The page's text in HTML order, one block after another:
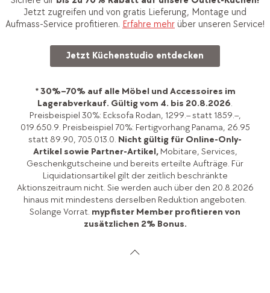
Jetzt zugreifen und von gratis Lieferung, Montage und
Aufmass-Service profitieren. Erfahre mehr über unseren Service!
Jetzt Küchenstudio entdecken
* 30%–70% auf alle Möbel und Accessoires im
Lagerabverkauf. Gültig vom 4. bis 20.8.2026.
Preisbeispiel 30%: Ecksofa Rodan, 1299.– statt 1859.–,
019.650.9. Preisbeispiel 70%: Fertigvorhang Panama, 26.95
statt 89.90, 705.013.0. Nicht gültig für Online-Only-
Artikel sowie Partner-Artikel, Mobitare, Services,
Geschenkgutscheine und bereits erteilte Aufträge. Für
Liquidationsartikel gilt der zeitlich beschränkte
Aktionszeitraum nicht. Sie werden auch über den 20.8.2026
hinaus mit mindestens derselben Reduktion angeboten.
Solange Vorrat. mypfister Member profitieren von
zusätzlichen 2% Bonus.